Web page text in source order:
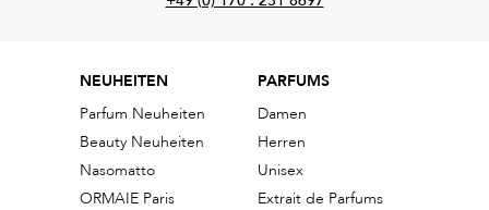
NEUHEITEN
Parfum Neuheiten
Beauty Neuheiten
Nasomatto
ORMAIE Paris
PARFUMS
Damen
Herren
Unisex
Extrait de Parfums